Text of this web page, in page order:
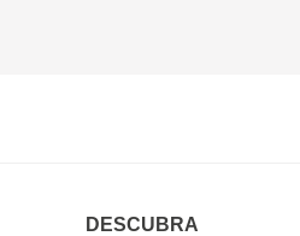
DESCUBRA